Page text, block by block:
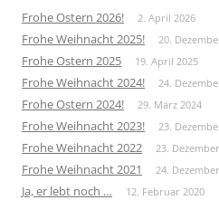
Frohe Ostern 2026! 2. April 2026
Frohe Weihnacht 2025! 20.
Frohe Ostern 2025 19. April 2025
Frohe Weihnacht 2024! 24.
Frohe Ostern 2024! 29. März 2024
Frohe Weihnacht 2023! 23.
Frohe Weihnacht 2022 23.
Frohe Weihnacht 2021 24.
Ja, er lebt noch … 12. Februar 2020